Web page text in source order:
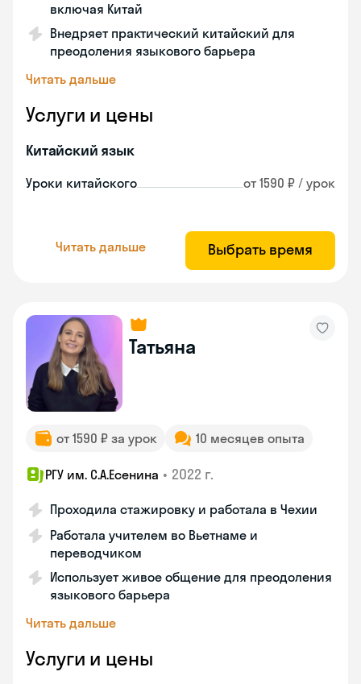
включая Китай
Внедряет практический китайский для
преодоления языкового барьера
Читать дальше
Услуги и цены
Китайский язык
Уроки китайского от 1590 ₽ / урок
Читать дальше Выбрать время
Татьяна
от 1590 ₽ за урок 10 месяцев опыта
РГУ им. С.А.Есенина • 2022 г.
Проходила стажировку и работала в Чехии
Работала учителем во Вьетнаме и
переводчиком
Использует живое общение для преодоления
языкового барьера
Читать дальше
Услуги и цены